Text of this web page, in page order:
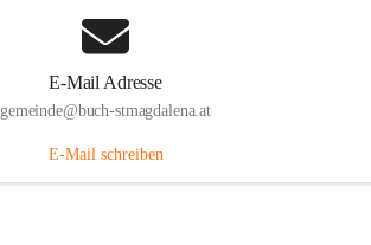
E-Mail Adresse
gemeinde@buch-stmagdalena.at
E-Mail schreiben